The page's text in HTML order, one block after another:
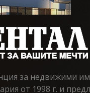
за недвижими
от 1998 г. и